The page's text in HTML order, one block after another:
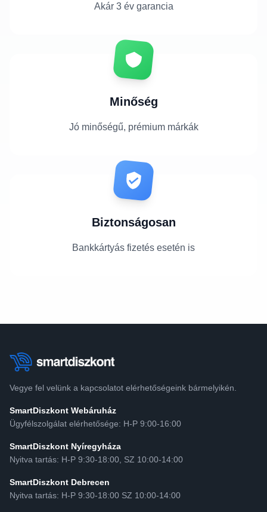
Akár 3 év garancia
Minőség
Jó minőségű, prémium márkák
Biztonságosan
Bankkártyás fizetés esetén is
Vegye fel velünk a kapcsolatot elérhetőségeink bármelyikén.
SmartDiszkont Webáruház
Ügyfélszolgálat elérhetősége: H-P 9:00-16:00
SmartDiszkont Nyíregyháza
Nyitva tartás: H-P 9:30-18:00, SZ 10:00-14:00
SmartDiszkont Debrecen
Nyitva tartás: H-P 9:30-18:00 SZ 10:00-14:00